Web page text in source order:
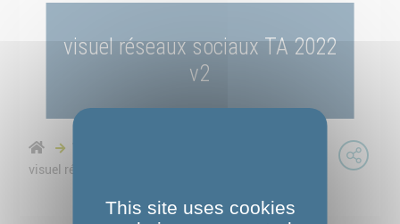
visuel réseaux sociaux TA 2022
v2
visuel réseaux sociaux TA 2022 v2
This site uses cookies